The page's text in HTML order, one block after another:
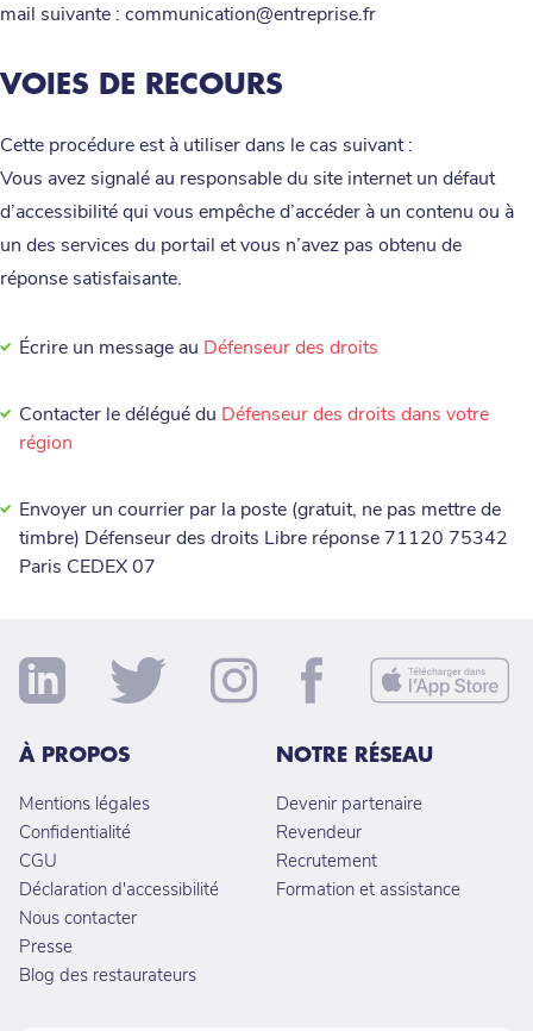
mail suivante : communication@entreprise.fr
VOIES DE RECOURS
Cette procédure est à utiliser dans le cas suivant :
Vous avez signalé au responsable du site internet un défaut
d’accessibilité qui vous empêche d’accéder à un contenu ou à
un des services du portail et vous n’avez pas obtenu de
réponse satisfaisante.
Écrire un message au Défenseur des droits
Contacter le délégué du Défenseur des droits dans votre
région
Envoyer un courrier par la poste (gratuit, ne pas mettre de
timbre) Défenseur des droits Libre réponse 71120 75342
Paris CEDEX 07
À PROPOS
Mentions légales
Confidentialité
CGU
Déclaration d'accessibilité
Nous contacter
Presse
Blog des restaurateurs
NOTRE RÉSEAU
Devenir partenaire
Revendeur
Recrutement
Formation et assistance